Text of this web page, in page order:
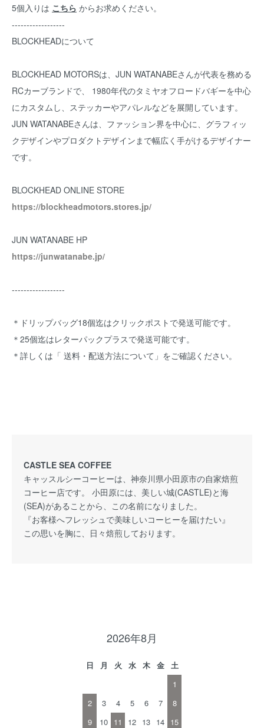
5個入りは こちら からお求めください。
------------------
BLOCKHEADについて
BLOCKHEAD MOTORSは、JUN WATANABEさんが代表を務める
RCカーブランドで、 1980年代のタミヤオフロードバギーを中心
にカスタムし、ステッカーやアパレルなどを展開しています。
JUN WATANABEさんは、ファッション界を中心に、グラフィッ
クデザインやプロダクトデザインまで幅広く手がけるデザイナー
です。
BLOCKHEAD ONLINE STORE
https://blockheadmotors.stores.jp/
JUN WATANABE HP
https://junwatanabe.jp/
------------------
＊ドリップバッグ18個迄はクリックポストで発送可能です。
＊25個迄はレターパックプラスで発送可能です。
＊詳しくは「 送料・配送方法について 」をご確認ください。
CASTLE SEA COFFEE
キャッスルシーコーヒーは、神奈川県小田原市の自家焙煎
コーヒー店です。 小田原には、美しい城(CASTLE)と海
(SEA)があることから、この名前になりました。
『お客様へフレッシュで美味しいコーヒーを届けたい』
この思いを胸に、日々焙煎しております。
2026年8月
日 月 火 水 木 金
土
1
2
3 4 5 6 7
8
9
10 11 12 13 14 15